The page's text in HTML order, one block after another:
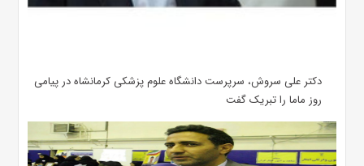
دکتر علی سروش، سرپرست دانشگاه علوم پزشکی کرمانشاه در پیامی
روز ماما را تبریک گفت